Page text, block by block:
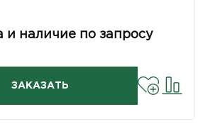
и наличие по запросу
ЗАКАЗАТЬ